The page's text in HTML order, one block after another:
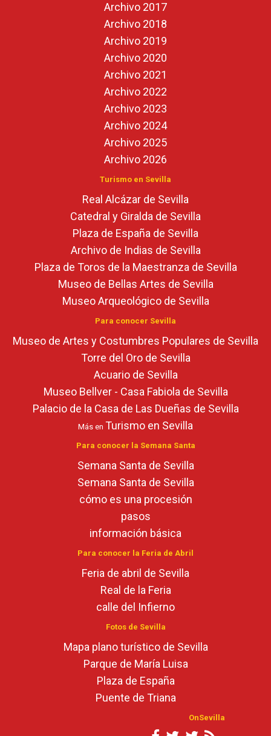
Archivo 2017
Archivo 2018
Archivo 2019
Archivo 2020
Archivo 2021
Archivo 2022
Archivo 2023
Archivo 2024
Archivo 2025
Archivo 2026
Turismo en Sevilla
Real Alcázar de Sevilla
Catedral y Giralda de Sevilla
Plaza de España de Sevilla
Archivo de Indias de Sevilla
Plaza de Toros de la Maestranza de Sevilla
Museo de Bellas Artes de Sevilla
Museo Arqueológico de Sevilla
Para conocer Sevilla
Museo de Artes y Costumbres Populares de Sevilla
Torre del Oro de Sevilla
Acuario de Sevilla
Museo Bellver - Casa Fabiola de Sevilla
Palacio de la Casa de Las Dueñas de Sevilla
Más en Turismo en Sevilla
Para conocer la Semana Santa
Semana Santa de Sevilla
Semana Santa de Sevilla
cómo es una procesión
pasos
información básica
Para conocer la Feria de Abril
Feria de abril de Sevilla
Real de la Feria
calle del Infierno
Fotos de Sevilla
Mapa plano turístico de Sevilla
Parque de María Luisa
Plaza de España
Puente de Triana
OnSevilla